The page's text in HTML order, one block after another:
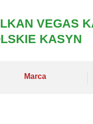
VEGAS
KASYN
Marca